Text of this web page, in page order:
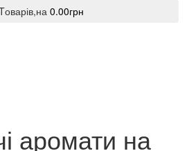
на 0.00грн
аромати на